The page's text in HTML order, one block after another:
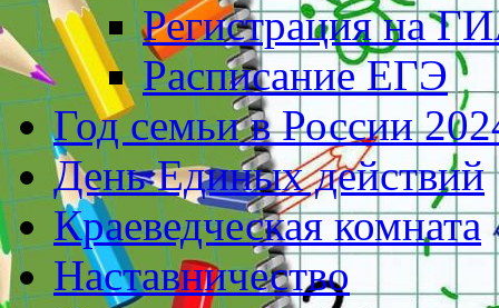
Регистрация на
Расписание ЕГЭ
Год семьи в России
День Единых действий
Краеведческая комната
Наставничество